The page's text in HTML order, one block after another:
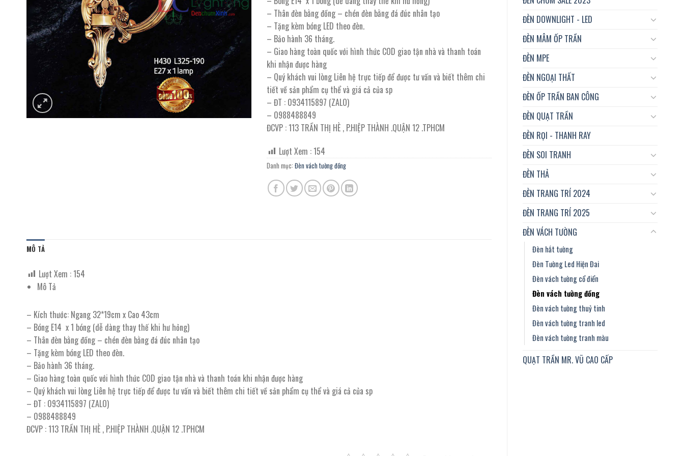
ĐÈN DOWNLIGHT - LED
ĐÈN MÂM ỐP TRẦN
ĐÈN MPE
ĐÈN NGOẠI THẤT
ĐÈN ỐP TRẦN BAN CÔNG
ĐÈN QUẠT TRẦN
ĐÈN RỌI - THANH RAY
ĐÈN SOI TRANH
ĐÈN THẢ
ĐÈN TRANG TRÍ 2024
ĐÈN TRANG TRÍ 2025
ĐÈN VÁCH TƯỜNG
Đèn hắt tường
Đèn Tường Led Hiện Đai
Đèn vách tường cổ điển
Đèn vách tường đồng
Đèn vách tường thuỷ tinh
Đèn vách tường tranh led
Đèn vách tường tranh màu
QUẠT TRẦN MR. VŨ CAO CẤP
3.210.000 ₫.là:
1.765.000 ₫.
– Thân đèn bằng đồng – chén đèn bằng đá đúc nhân tạo
– Tặng kèm bóng LED theo đèn.
– Bảo hành 36 tháng.
– Giao hàng toàn quốc với hình thức COD giao tận nhà và thanh toán
khi nhận được hàng
– Quý khách vui lòng Liên hệ trực tiếp để được tư vấn và biết thêm chi
tiết về sản phẩm cụ thể và giá cả của sp
– ĐT : 0934115897 (ZALO)
– 0988488849
ĐCVP : 113 TRẦN THỊ HÈ , P.HIỆP THÀNH .QUẬN 12 .TPHCM
Lượt Xem :154
Danh mục: Đèn vách tường đồng
MÔ TẢ
Lượt Xem :154
Mô Tả
– Kích thước: Ngang 32*19cm x Cao 43cm
– Bóng E14 x 1 bóng (dễ dàng thay thế khi hư hỏng)
– Thân đèn bằng đồng – chén đèn bằng đá đúc nhân tạo
– Tặng kèm bóng LED theo đèn.
– Bảo hành 36 tháng.
– Giao hàng toàn quốc với hình thức COD giao tận nhà và thanh toán khi nhận được hàng
– Quý khách vui lòng Liên hệ trực tiếp để được tư vấn và biết thêm chi tiết về sản phẩm cụ thể và giá cả của sp
– ĐT : 0934115897 (ZALO)
– 0988488849
ĐCVP : 113 TRẦN THỊ HÈ , P.HIỆP THÀNH .QUẬN 12 .TPHCM